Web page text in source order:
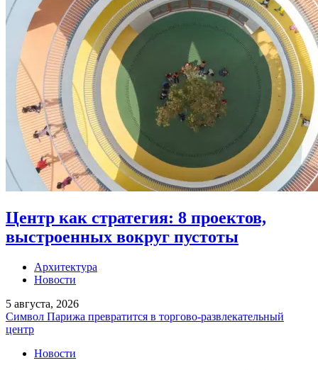
Центр как стратегия: 8 проектов,
выстроенных вокруг пустоты
Архитектура
Новости
5 августа, 2026
Символ Парижа превратится в торгово-развлекательный
центр
Новости